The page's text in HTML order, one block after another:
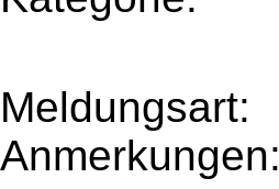
Meldungsart:
Anmerkungen: